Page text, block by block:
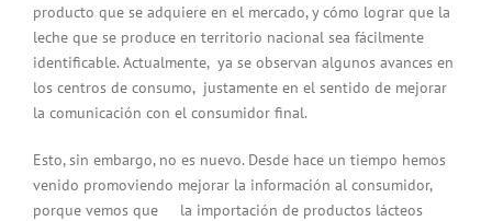
producto que se adquiere en el mercado, y cómo lograr que la
leche que se produce en territorio nacional sea fácilmente
identificable. Actualmente, ya se observan algunos avances en
los centros de consumo, justamente en el sentido de mejorar
la comunicación con el consumidor final.
Esto, sin embargo, no es nuevo. Desde hace un tiempo hemos
venido promoviendo mejorar la información al consumidor,
porque vemos que la importación de productos lácteos